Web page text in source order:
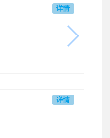
详情
详情